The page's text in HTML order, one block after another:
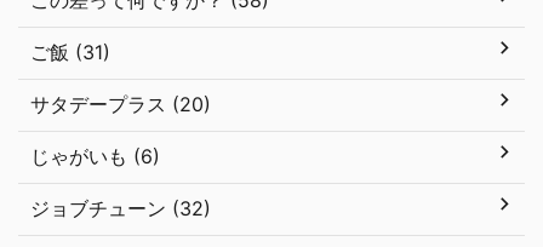
ご飯 (31)
サタデープラス (20)
じゃがいも (6)
ジョブチューン (32)